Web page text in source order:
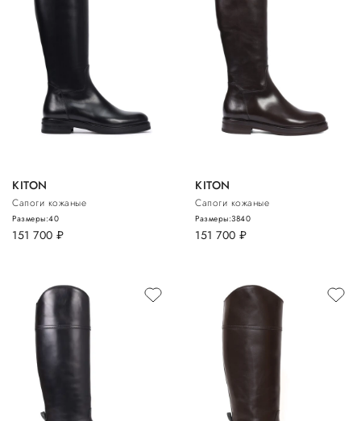
KITON
Сапоги кожаные
151 700 руб.
Размеры:40
KITON
Сапоги кожаные
151 700 руб.
Размеры:3840